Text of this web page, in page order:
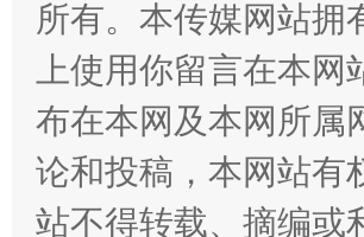
国家大学科技园优化重塑工作
所有。本传媒网站拥
上使用你留言在本
布在本网及本网所属
论和投稿，本网站有
站不得转载、摘编或